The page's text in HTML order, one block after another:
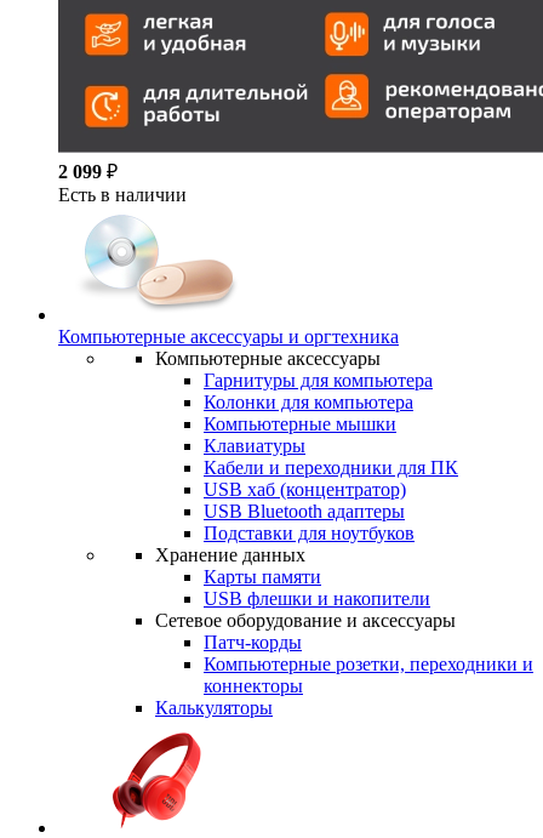
2 099 ₽
Есть в наличии
Компьютерные аксессуары и оргтехника
Компьютерные аксессуары
Гарнитуры для компьютера
Колонки для компьютера
Компьютерные мышки
Клавиатуры
Кабели и переходники для ПК
USB хаб (концентратор)
USB Bluetooth адаптеры
Подставки для ноутбуков
Хранение данных
Карты памяти
USB флешки и накопители
Сетевое оборудование и аксессуары
Патч-корды
Компьютерные розетки, переходники и
коннекторы
Калькуляторы